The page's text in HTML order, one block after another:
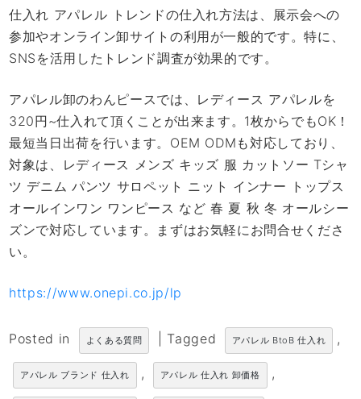
仕入れ アパレル トレンドの仕入れ方法は、展示会への
参加やオンライン卸サイトの利用が一般的です。特に、
SNSを活用したトレンド調査が効果的です。
アパレル卸のわんピースでは、レディース アパレルを
320円~仕入れて頂くことが出来ます。1枚からでもOK！
最短当日出荷を行います。OEM ODMも対応しており、
対象は、レディース メンズ キッズ 服 カットソー Tシャ
ツ デニム パンツ サロペット ニット インナー トップス
オールインワン ワンピース など 春 夏 秋 冬 オールシー
ズンで対応しています。まずはお気軽にお問合せくださ
い。
https://www.onepi.co.jp/lp
Posted in よくある質問 Tagged アパレル BtoB 仕入れ ,
アパレル ブランド 仕入れ , アパレル 仕入れ 卸価格 ,